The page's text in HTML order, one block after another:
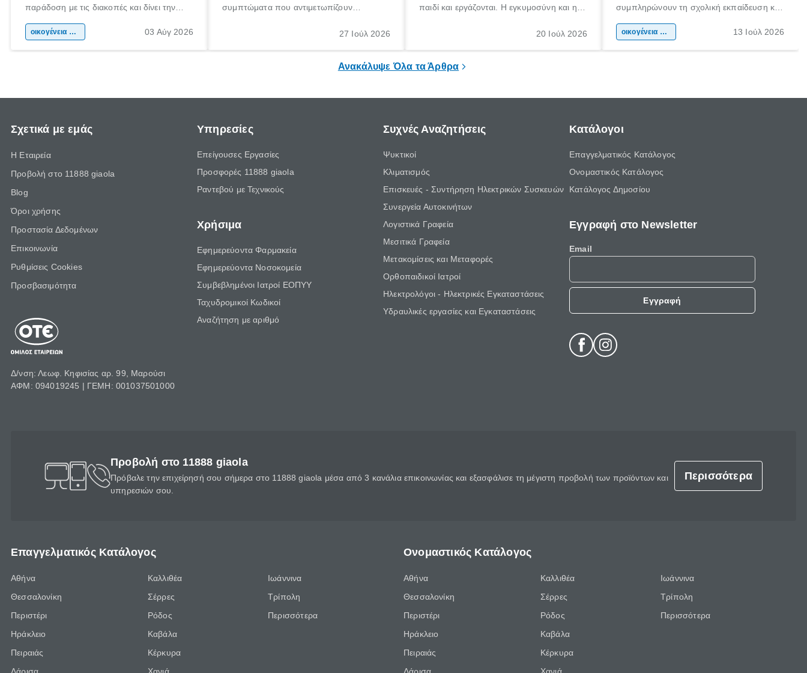
παράδοση με τις διακοπές και δίνει την
χώρας. Είτε πρόκειται για λίγες μέρες
οικογένεια & παιδί 03 Αύγ 2026
συμπτώματα που αντιμετωπίζουν
πληροφορίες για το «κνησμός τι είναι»,
27 Ιούλ 2026
παιδί και εργάζονται. Η εγκυμοσύνη και η
σημαντική περίοδος στη ζωή κάθε20 Ιούλ 2026
συμπληρώνουν τη σχολική εκπαίδευση και
της προσωπικότητας, της κοινωνικότητας
οικογένεια & παιδί 13 Ιούλ 2026
Ανακάλυψε Όλα τα Άρθρα
Σχετικά με εμάς
Η Εταιρεία
Προβολή στο 11888 giaola
Blog
Όροι χρήσης
Προστασία Δεδομένων
Επικοινωνία
Ρυθμίσεις Cookies
Προσβασιμότητα
Δ/νση: Λεωφ. Κηφισίας αρ. 99, Μαρούσι
ΑΦΜ: 094019245 | ΓΕΜΗ: 001037501000
Υπηρεσίες
Επείγουσες Εργασίες
Προσφορές 11888 giaola
Ραντεβού με Τεχνικούς
Χρήσιμα
Εφημερεύοντα Φαρμακεία
Εφημερεύοντα Νοσοκομεία
Συμβεβλημένοι Ιατροί ΕΟΠΥΥ
Ταχυδρομικοί Κωδικοί
Αναζήτηση με αριθμό
Συχνές Αναζητήσεις
Ψυκτικοί
Κλιματισμός
Επισκευές - Συντήρηση Ηλεκτρικών Συσκευών
Συνεργεία Αυτοκινήτων
Λογιστικά Γραφεία
Μεσιτικά Γραφεία
Μετακομίσεις και Μεταφορές
Ορθοπαιδικοί Ιατροί
Ηλεκτρολόγοι - Ηλεκτρικές Εγκαταστάσεις
Υδραυλικές εργασίες και Εγκαταστάσεις
Κατάλογοι
Επαγγελματικός Κατάλογος
Ονομαστικός Κατάλογος
Κατάλογος Δημοσίου
Εγγραφή στο Newsletter
Email
Εγγραφή
Προβολή στο 11888 giaola
Πρόβαλε την επιχείρησή σου σήμερα στο 11888 giaola μέσα από 3 κανάλια επικοινωνίας και εξασφάλισε τη μέγιστη προβολή των προϊόντων και
υπηρεσιών σου.
Περισσότερα
Επαγγελματικός Κατάλογος
Αθήνα
Θεσσαλονίκη
Περιστέρι
Ηράκλειο
Πειραιάς
Καλλιθέα
Σέρρες
Ρόδος
Καβάλα
Κέρκυρα
Ιωάννινα
Τρίπολη
Περισσότερα
Ονομαστικός Κατάλογος
Αθήνα
Θεσσαλονίκη
Περιστέρι
Ηράκλειο
Πειραιάς
Καλλιθέα
Σέρρες
Ρόδος
Καβάλα
Κέρκυρα
Ιωάννινα
Τρίπολη
Περισσότερα